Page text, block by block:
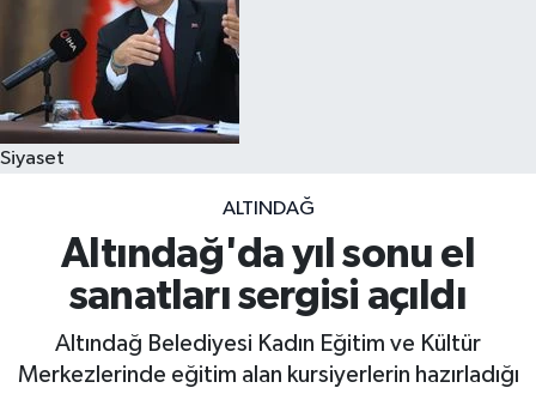
Siyaset
ALTINDAĞ
Altındağ'da yıl sonu el
sanatları sergisi açıldı
Altındağ Belediyesi Kadın Eğitim ve Kültür
Merkezlerinde eğitim alan kursiyerlerin hazırladığı